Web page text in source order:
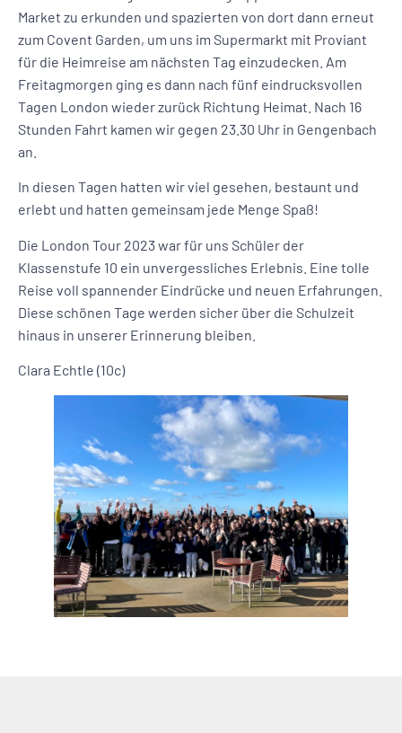
Market zu erkunden und spazierten von dort dann erneut
zum Covent Garden, um uns im Supermarkt mit Proviant
für die Heimreise am nächsten Tag einzudecken. Am
Freitagmorgen ging es dann nach fünf eindrucksvollen
Tagen London wieder zurück Richtung Heimat. Nach 16
Stunden Fahrt kamen wir gegen 23.30 Uhr in Gengenbach
an.
In diesen Tagen hatten wir viel gesehen, bestaunt und
erlebt und hatten gemeinsam jede Menge Spaß!
Die London Tour 2023 war für uns Schüler der
Klassenstufe 10 ein unvergessliches Erlebnis. Eine tolle
Reise voll spannender Eindrücke und neuen Erfahrungen.
Diese schönen Tage werden sicher über die Schulzeit
hinaus in unserer Erinnerung bleiben.
Clara Echtle (10c)